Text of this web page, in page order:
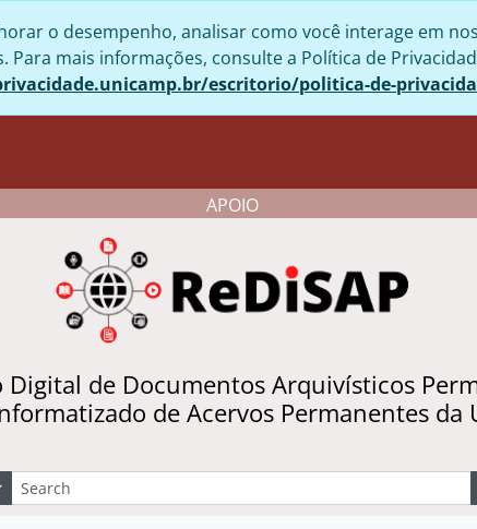
o desempenho, analisar como você interage em
Para mais informações, consulte a Política de
escritorio/politica-de-
APOIO
Digital de Documentos Arquivísticos
de Acervos Permanentes da
de busca